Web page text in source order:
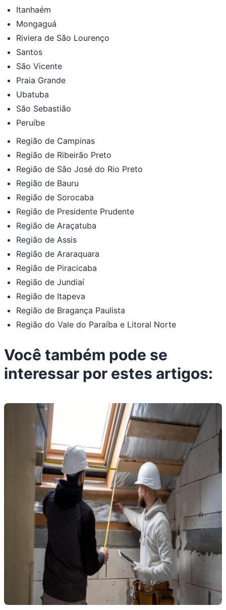
Itanhaém
Mongaguá
Riviera de São Lourenço
Santos
São Vicente
Praia Grande
Ubatuba
São Sebastião
Peruíbe
Região de Campinas
Região de Ribeirão Preto
Região de São José do Rio Preto
Região de Bauru
Região de Sorocaba
Região de Presidente Prudente
Região de Araçatuba
Região de Assis
Região de Araraquara
Região de Piracicaba
Região de Jundiaí
Região de Itapeva
Região de Bragança Paulista
Região do Vale do Paraíba e Litoral Norte
Você também pode se
interessar por estes artigos: